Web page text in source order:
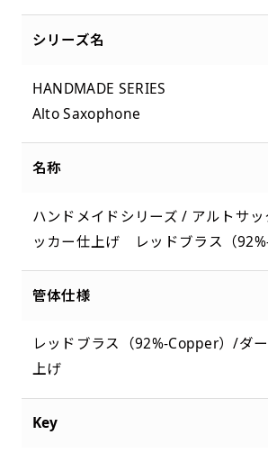
シリーズ名
HANDMADE SERIES
Alto Saxophone
名称
ハンドメイドシリーズ / アルトサ
ッカー仕上げ レッドブラス（
管体仕様
レッドブラス（92%-Copper）/ダ
上げ
Key